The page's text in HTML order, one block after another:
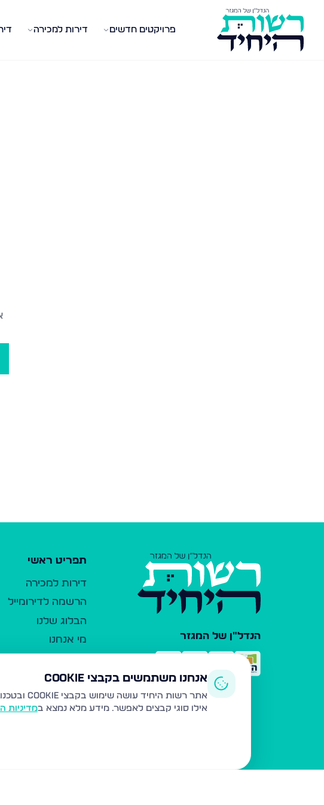
פרויקטים חדשים דירות למכירה
הנדל"ן של המגזר
תפריט ראשי
דירות למכירה
הרשמה לדירומייל
הבלוג שלנו
מי אנחנו
כלי עזר
פרסום ברשות
משרדי תיווך
אנחנו משתמשים בקבצי Cookie
אתר רשות היחיד עושה שימוש בקבצי Cookie ובטכנולוגיות דומות לצורך תפעול האתר, שיפור חוויית המשתמש, ניתוח שימוש ושיווק מותאם.
אילו סוגי קבצים לאפשר. מידע מלא נמצא במדיניות